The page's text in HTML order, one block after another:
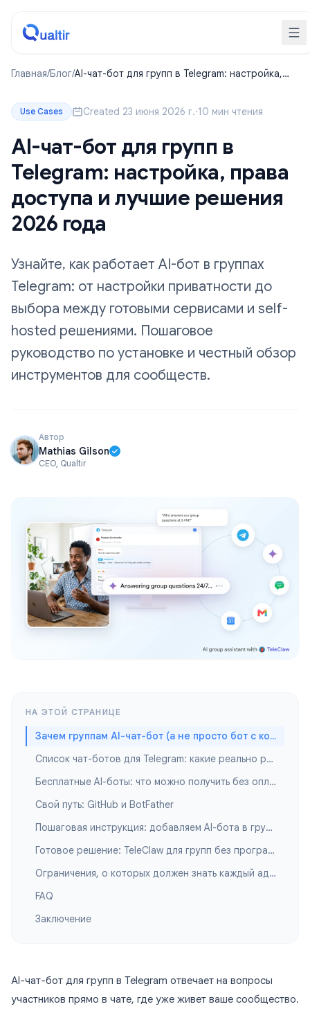
Главная/Блог/AI-чат-бот для групп в Telegram: настройка,
Use Cases Created 23 июня 2026 г.·10 мин чтения
AI-чат-бот для групп в
Telegram: настройка, права
доступа и лучшие решения
2026 года
Узнайте, как работает AI-бот в группах
Telegram: от настройки приватности до
выбора между готовыми сервисами и self-
hosted решениями. Пошаговое
руководство по установке и честный обзор
инструментов для сообществ.
Автор
Mathias Gilson
CEO, Qualtir
НА ЭТОЙ СТРАНИЦЕ
Зачем группам AI-чат-бот (а не просто бот с командами)
Список чат-ботов для Telegram: какие реально работают в группах
Бесплатные AI-боты: что можно получить без оплаты
Свой путь: GitHub и BotFather
Пошаговая инструкция: добавляем AI-бота в группу
Готовое решение: TeleClaw для групп без программирования
Ограничения, о которых должен знать каждый админ
FAQ
Заключение
AI-чат-бот для групп в Telegram отвечает на вопросы
участников прямо в чате, где уже живет ваше сообщество.